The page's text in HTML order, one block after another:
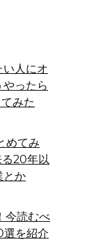
い人にオ
ったら
みた
めてみ
20年以
とか
今読むべ
選を紹介